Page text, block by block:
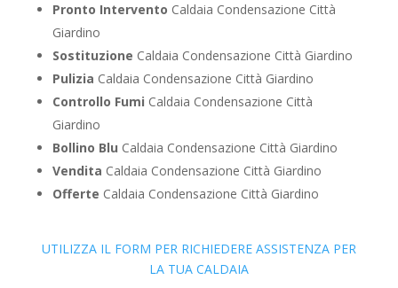
Pronto Intervento Caldaia Condensazione Città
Giardino
Sostituzione Caldaia Condensazione Città Giardino
Pulizia Caldaia Condensazione Città Giardino
Controllo Fumi Caldaia Condensazione Città
Giardino
Bollino Blu Caldaia Condensazione Città Giardino
Vendita Caldaia Condensazione Città Giardino
Offerte Caldaia Condensazione Città Giardino
UTILIZZA IL FORM PER RICHIEDERE ASSISTENZA PER
LA TUA CALDAIA